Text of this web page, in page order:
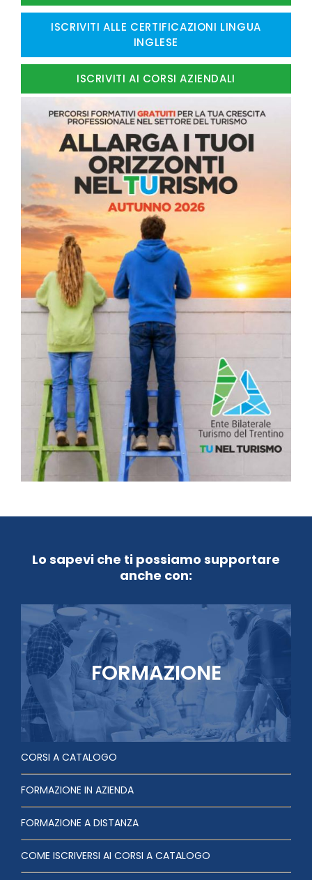
ISCRIVITI ALLE CERTIFICAZIONI LINGUA
INGLESE
ISCRIVITI AI CORSI AZIENDALI
Lo sapevi che ti possiamo supportare
anche con:
FORMAZIONE
CORSI A CATALOGO
FORMAZIONE IN AZIENDA
FORMAZIONE A DISTANZA
COME ISCRIVERSI AI CORSI A CATALOGO